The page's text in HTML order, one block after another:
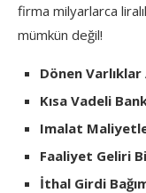
firma milyarlarca
mümkün değil!
Dönen
Kısa Vadeli
Imalat
Faaliyet Geliri
İthal Girdi